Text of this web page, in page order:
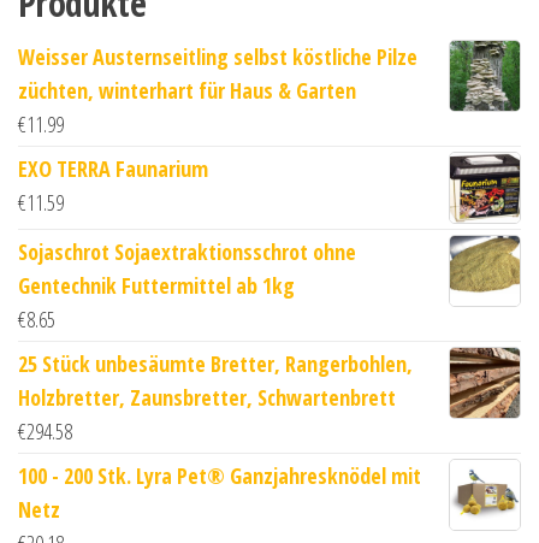
Weisser Austernseitling selbst köstliche Pilze
züchten, winterhart für Haus & Garten
€11.99
EXO TERRA Faunarium
€11.59
Sojaschrot Sojaextraktionsschrot ohne
Gentechnik Futtermittel ab 1kg
€8.65
25 Stück unbesäumte Bretter, Rangerbohlen,
Holzbretter, Zaunsbretter, Schwartenbrett
€294.58
100 - 200 Stk. Lyra Pet® Ganzjahresknödel mit
Netz